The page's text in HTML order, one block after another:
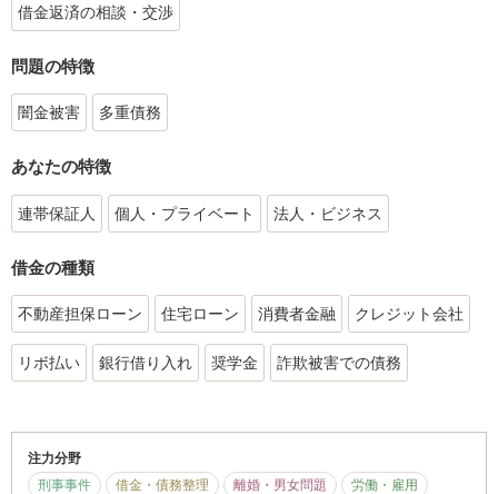
借金返済の相談・交渉
問題の特徴
闇金被害 多重債務
あなたの特徴
連帯保証人 個人・プライベート 法人・ビジネス
借金の種類
不動産担保ローン 住宅ローン 消費者金融 クレジット会社
リボ払い 銀行借り入れ 奨学金 詐欺被害での債務
注力分野
刑事事件
借金・債務整理 離婚・男女問題
労働・雇用